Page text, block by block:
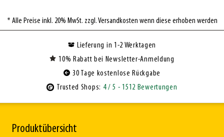
* Alle Preise inkl. 20% MwSt. zzgl. Versandkosten wenn diese erhoben werden
Lieferung in 1-2 Werktagen
10% Rabatt bei Newsletter-Anmeldung
30 Tage kostenlose Rückgabe
Trusted Shops: 4/ 5 - 1512 Bewertungen
Produktübersicht